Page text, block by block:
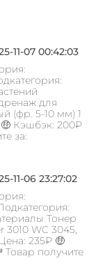
11-07 00:42:03
для
(фр. 5-10 мм) 1
Кэшбэк: 200₽
за:
11-06 23:27:02
Тонер
3010 WC 3045,
235₽ 🤑
получите